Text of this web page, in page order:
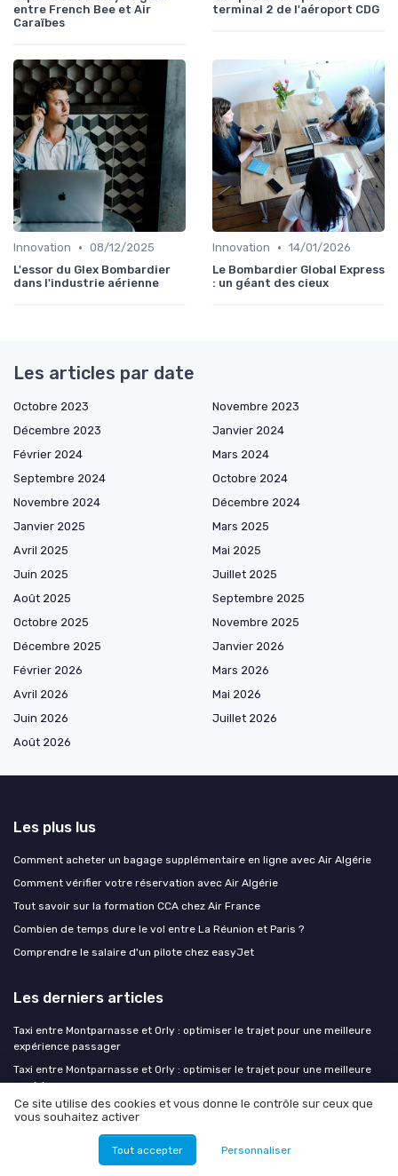
entre French Bee et Air
Caraïbes
terminal 2 de l'aéroport CDG
Innovation • 08/12/2025
L'essor du Glex Bombardier
dans l'industrie aérienne
Innovation • 14/01/2026
Le Bombardier Global Express
: un géant des cieux
Les articles par date
Octobre 2023
Novembre 2023
Décembre 2023
Janvier 2024
Février 2024
Mars 2024
Septembre 2024
Octobre 2024
Novembre 2024
Décembre 2024
Janvier 2025
Mars 2025
Avril 2025
Mai 2025
Juin 2025
Juillet 2025
Août 2025
Septembre 2025
Octobre 2025
Novembre 2025
Décembre 2025
Janvier 2026
Février 2026
Mars 2026
Avril 2026
Mai 2026
Juin 2026
Juillet 2026
Août 2026
Les plus lus
Comment acheter un bagage supplémentaire en ligne avec Air Algérie
Comment vérifier votre réservation avec Air Algérie
Tout savoir sur la formation CCA chez Air France
Combien de temps dure le vol entre La Réunion et Paris ?
Comprendre le salaire d'un pilote chez easyJet
Les derniers articles
Taxi entre Montparnasse et Orly : optimiser le trajet pour une meilleure
expérience passager
Taxi entre Montparnasse et Orly : optimiser le trajet pour une meilleure
expérience passager
PureFlyt, Dragonfly, E-PILOTS : les systèmes d'IA embarquée qui
arrivent dans les cockpits
SAF en 2026 : filières de production, coûts réels et stratégies
d'approvisionnement pour les compagnies
Ce site utilise des cookies et vous donne le contrôle sur ceux que
vous souhaitez activer
Tout accepter Personnaliser